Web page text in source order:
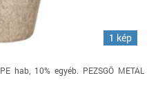
1 kép
hab, 10% egyéb. PEZSGŐ METÁL